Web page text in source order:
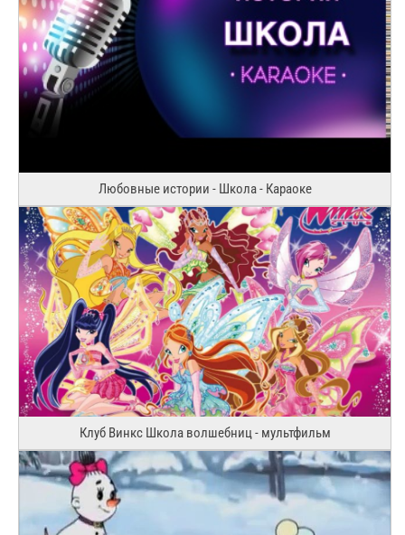
Любовные истории - Школа - Караоке
Клуб Винкс Школа волшебниц - мультфильм